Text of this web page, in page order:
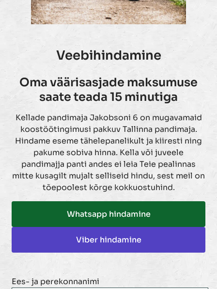
Veebihindamine
Oma väärisasjade maksumuse
saate teada 15 minutiga
Kellade pandimaja Jakobsoni 6 on mugavamaid
koostöötingimusi pakkuv Tallinna pandimaja.
Hindame eseme tähelepanelikult ja kiiresti ning
pakume sobiva hinna. Kella või juveele
pandimajja panti andes ei leia Teie pealinnas
mitte kusagilt mujalt selliseid hindu, sest meil on
tõepoolest kõrge kokkuostuhind.
Whatsapp hindamine
Viber hindamine
Ees- ja perekonnanimi